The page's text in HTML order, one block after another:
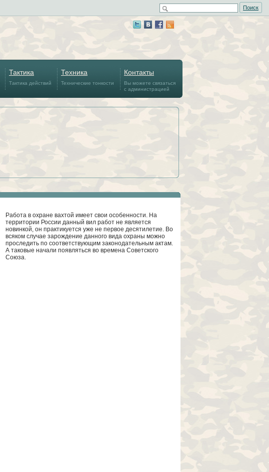
Поиск
Тактика
Тактика действий
Техника
Технические тонкости
Контакты
Вы можете связаться
с администрацией
Работа в охране вахтой имеет свои особенности. На
территории России данный вил работ не является
новинкой, он практикуется уже не первое десятилетие. Во
всяком случае зарождение данного вида охраны можно
проследить по соответствующим законодательным актам.
А таковые начали появляться во времена Советского
Союза.